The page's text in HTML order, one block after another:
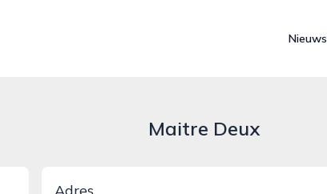
Nieuws
Maitre Deux